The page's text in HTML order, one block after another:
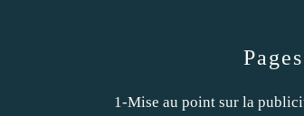
Pages
1-Mise au point sur la